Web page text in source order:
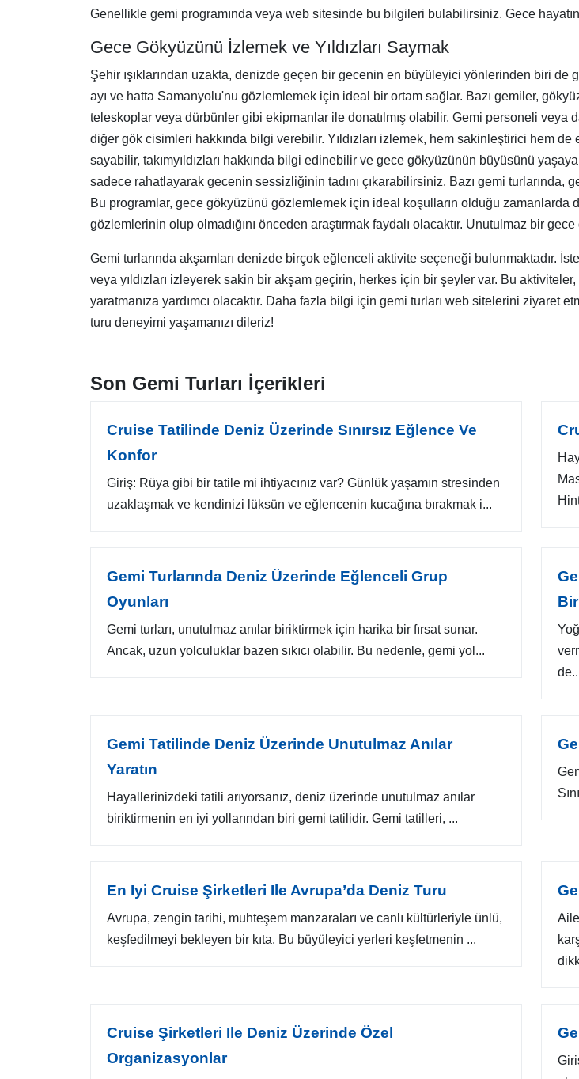
Genellikle gemi programında veya web sitesinde bu bilgileri bulabilirsiniz. Gece
Gece Gökyüzünü İzlemek ve Yıldızları Saymak
Şehir ışıklarından uzakta, denizde geçen bir gecenin en büyüleyici yönlerinden biri de
ayı ve hatta Samanyolu'nu gözlemlemek için ideal bir ortam sağlar. Bazı gemiler,
teleskoplar veya dürbünler gibi ekipmanlar ile donatılmış olabilir. Gemi personeli veya
diğer gök cisimleri hakkında bilgi verebilir. Yıldızları izlemek, hem sakinleştirici hem
sayabilir, takımyıldızları hakkında bilgi edinebilir ve gece gökyüzünün büyüsünü
sadece rahatlayarak gecenin sessizliğinin tadını çıkarabilirsiniz. Bazı gemi
Bu programlar, gece gökyüzünü gözlemlemek için ideal koşulların olduğu
gözlemlerinin olup olmadığını önceden araştırmak faydalı olacaktır. Unutulmaz bir
Gemi turlarında akşamları denizde birçok eğlenceli aktivite seçeneği bulunmaktadır.
veya yıldızları izleyerek sakin bir akşam geçirin, herkes için bir şeyler var. Bu
yaratmanıza yardımcı olacaktır. Daha fazla bilgi için gemi turları web sitelerini ziyaret
turu deneyimi yaşamanızı dileriz!
Son Gemi Turları İçerikleri
Cruise Tatilinde Deniz Üzerinde Sınırsız Eğlence Ve
Konfor
Giriş: Rüya gibi bir tatile mi ihtiyacınız var? Günlük yaşamın stresinden
uzaklaşmak ve kendinizi lüksün ve eğlencenin kucağına bırakmak i...
Gemi Turlarında Deniz Üzerinde Eğlenceli Grup
Oyunları
Gemi turları, unutulmaz anılar biriktirmek için harika bir fırsat sunar.
Ancak, uzun yolculuklar bazen sıkıcı olabilir. Bu nedenle, gemi yol...
Gemi Tatilinde Deniz Üzerinde Unutulmaz Anılar
Yaratın
Hayallerinizdeki tatili arıyorsanız, deniz üzerinde unutulmaz anılar
biriktirmenin en iyi yollarından biri gemi tatilidir. Gemi tatilleri, ...
En Iyi Cruise Şirketleri Ile Avrupa’da Deniz Turu
Avrupa, zengin tarihi, muhteşem manzaraları ve canlı kültürleriyle ünlü,
keşfedilmeyi bekleyen bir kıta. Bu büyüleyici yerleri keşfetmenin ...
Cruise Şirketleri Ile Deniz Üzerinde Özel
Organizasyonlar